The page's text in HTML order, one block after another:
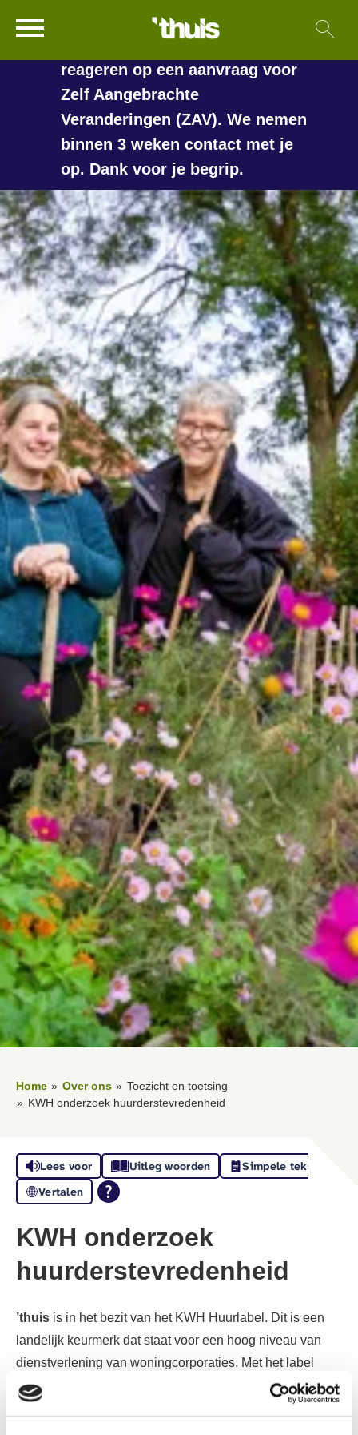
Naar hoofdinhoud
Naar hoofdnavigatiemenu
Naar zoeken
Naar de homepage
Ga naar Hoofd
langer duren voordat we
reageren op een aanvraag voor
Zelf Aangebrachte
Veranderingen (ZAV). We nemen
binnen 3 weken contact met je
op. Dank voor je begrip.
Home Over ons
Toezicht en toetsing
KWH onderzoek huurderstevredenheid
Lees voor Uitleg woorden
Simpele tekst
Vertalen
KWH onderzoek
huurderstevredenheid
’thuis is in het bezit van het KWH Huurlabel. Dit is een
landelijk keurmerk dat staat voor een hoog niveau van
dienstverlening van woningcorporaties. Met het label
meten én verbeteren we onze dienstverlening.